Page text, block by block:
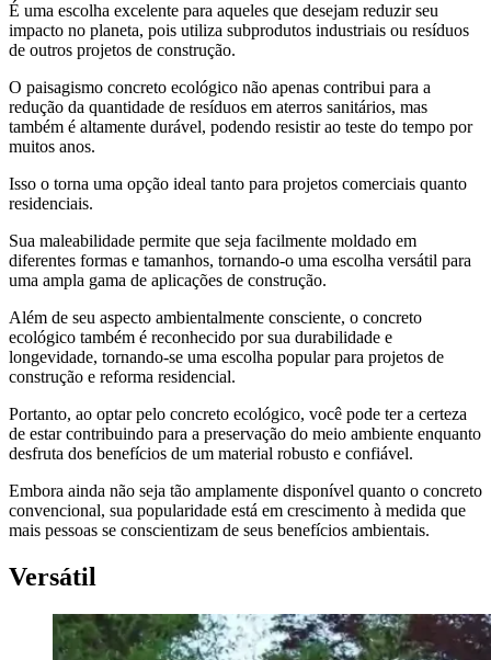
É uma escolha excelente para aqueles que desejam reduzir seu
impacto no planeta, pois utiliza subprodutos industriais ou resíduos
de outros projetos de construção.
O paisagismo concreto ecológico não apenas contribui para a
redução da quantidade de resíduos em aterros sanitários, mas
também é altamente durável, podendo resistir ao teste do tempo por
muitos anos.
Isso o torna uma opção ideal tanto para projetos comerciais quanto
residenciais.
Sua maleabilidade permite que seja facilmente moldado em
diferentes formas e tamanhos, tornando-o uma escolha versátil para
uma ampla gama de aplicações de construção.
Além de seu aspecto ambientalmente consciente, o concreto
ecológico também é reconhecido por sua durabilidade e
longevidade, tornando-se uma escolha popular para projetos de
construção e reforma residencial.
Portanto, ao optar pelo concreto ecológico, você pode ter a certeza
de estar contribuindo para a preservação do meio ambiente enquanto
desfruta dos benefícios de um material robusto e confiável.
Embora ainda não seja tão amplamente disponível quanto o concreto
convencional, sua popularidade está em crescimento à medida que
mais pessoas se conscientizam de seus benefícios ambientais.
Versátil